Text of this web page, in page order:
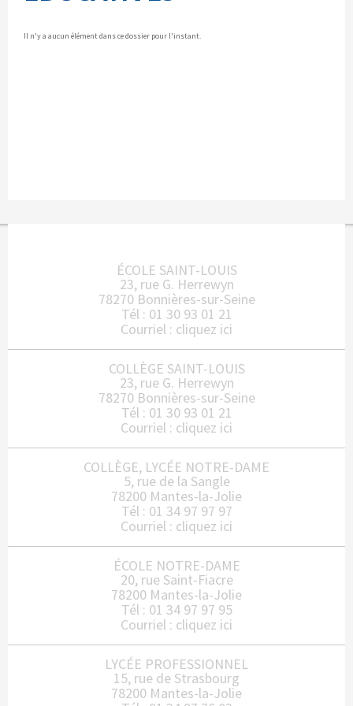
Il n'y a aucun élément dans ce dossier pour l'instant.
ÉCOLE SAINT-LOUIS
23, rue G. Herrewyn
78270 Bonnières-sur-Seine
Tél : 01 30 93 01 21
Courriel : cliquez ici
COLLÈGE SAINT-LOUIS
23, rue G. Herrewyn
78270 Bonnières-sur-Seine
Tél : 01 30 93 01 21
Courriel : cliquez ici
COLLÈGE, LYCÉE NOTRE-DAME
5, rue de la Sangle
78200 Mantes-la-Jolie
Tél : 01 34 97 97 97
Courriel : cliquez ici
ÉCOLE NOTRE-DAME
20, rue Saint-Fiacre
78200 Mantes-la-Jolie
Tél : 01 34 97 97 95
Courriel : cliquez ici
LYCÉE PROFESSIONNEL
15, rue de Strasbourg
78200 Mantes-la-Jolie